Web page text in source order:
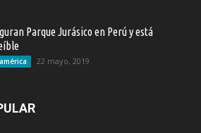
Parque Jurásico en Perú y está
22 mayo, 2019